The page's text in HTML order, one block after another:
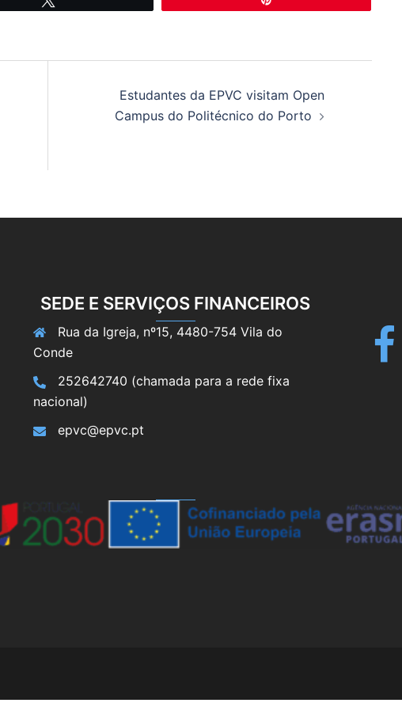
Estudantes da EPVC visitam Open
Campus do Politécnico do Porto
SEDE E SERVIÇOS FINANCEIROS
Rua da Igreja, nº15, 4480-754 Vila do
Conde
252642740 (chamada para a rede fixa
nacional)
epvc@epvc.pt